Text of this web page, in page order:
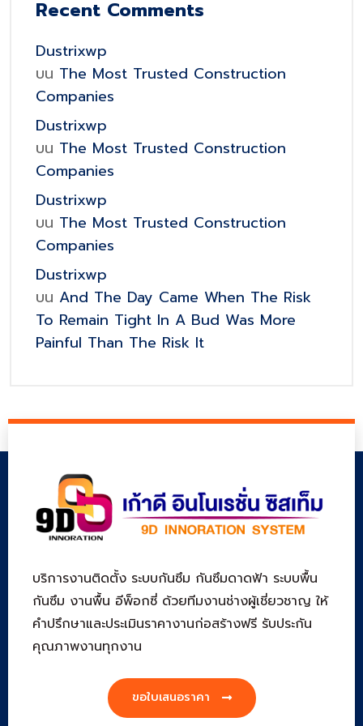
Recent Comments
Dustrixwp
บน The Most Trusted Construction
Companies
Dustrixwp
บน The Most Trusted Construction
Companies
Dustrixwp
บน The Most Trusted Construction
Companies
Dustrixwp
บน And The Day Came When The Risk
To Remain Tight In A Bud Was More
Painful Than The Risk It
บริการงานติดตั้ง ระบบกันซึม กันซึมดาดฟ้า ระบบพื้น
กันซึม งานพื้น อีพ็อกซี่ ด้วยทีมงานช่างผู้เชี่ยวชาญ ให้
คำปรึกษาและประเมินราคางานก่อสร้างฟรี รับประกัน
คุณภาพงานทุกงาน
ขอใบเสนอราคา